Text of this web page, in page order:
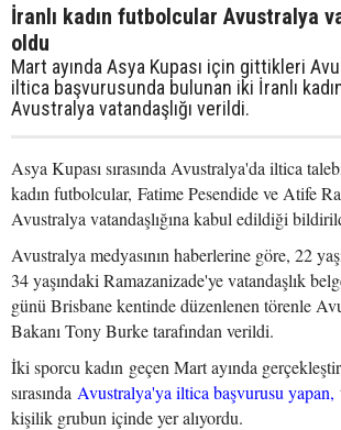
İranlı kadın futbolcular Avustralya
oldu
Mart ayında Asya Kupası için gittikleri
iltica başvurusunda bulunan iki İranlı
Avustralya vatandaşlığı verildi.
Asya Kupası sırasında Avustralya'da iltica
kadın futbolcular, Fatime Pesendide ve Atife
Avustralya vatandaşlığına kabul edildiği
Avustralya medyasının haberlerine göre, 22
34 yaşındaki Ramazanizade'ye vatandaşlık
günü Brisbane kentinde düzenlenen törenle
Bakanı Tony Burke tarafından verildi.
İki sporcu kadın geçen Mart ayında
sırasında Avustralya'ya iltica başvurusu yapan,
kişilik grubun içinde yer alıyordu.